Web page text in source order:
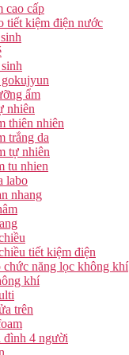
cao cấp
tiết kiệm điện nước
ẩm
nhiên
thiên nhiên
trắng da
tự nhiên
tu nhien
labo
nhang
tiết kiệm điện
chức năng lọc không khí
khí
trên
đình 4 người